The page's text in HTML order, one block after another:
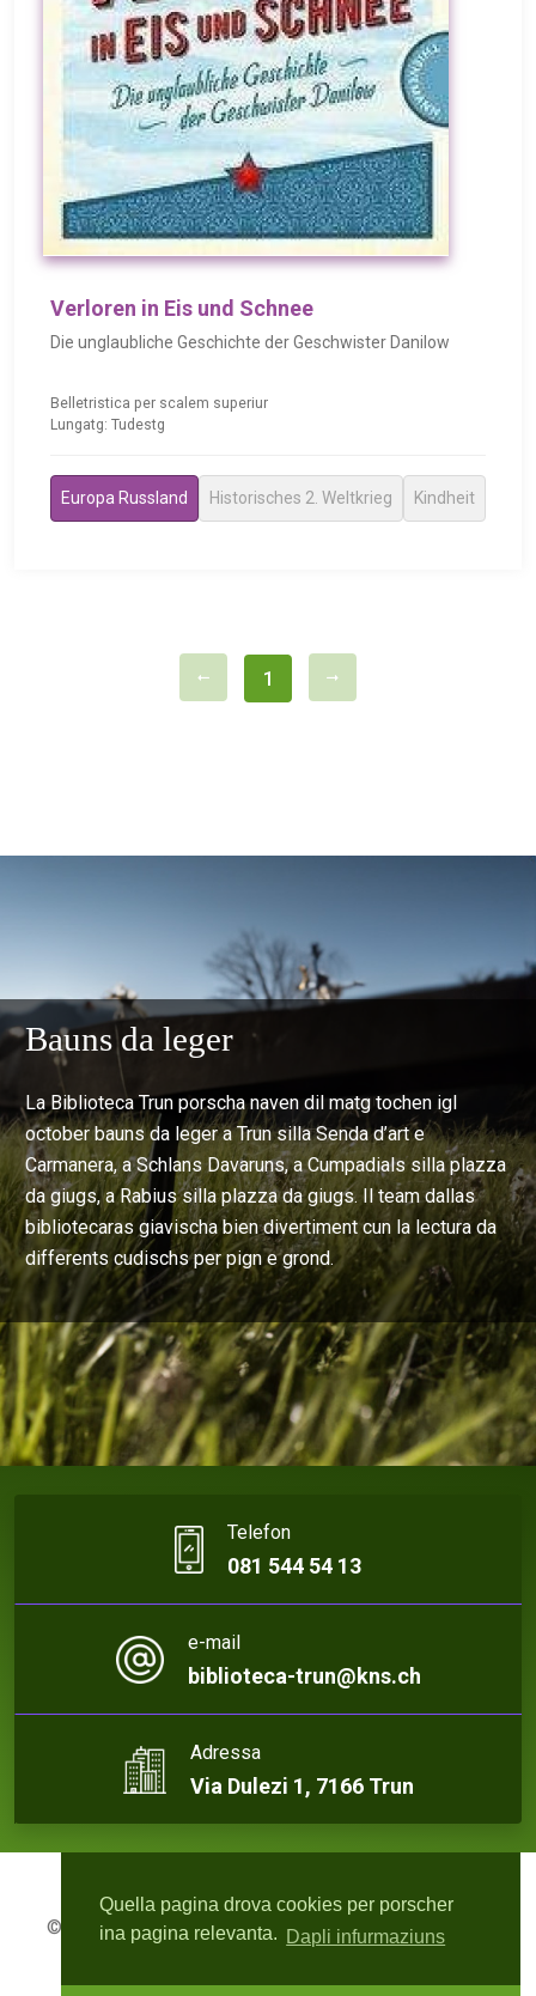
Quella pagina drova cookies per porscher
ina pagina relevanta. Dapli infurmaziuns
Verloren in Eis und Schnee
Die unglaubliche Geschichte der Geschwister Danilow
Belletristica per scalem superiur
Lungatg: Tudestg
Europa Russland Historisches 2. Weltkrieg Kindheit
1
Bauns da leger
La Biblioteca Trun porscha naven dil matg tochen igl
october bauns da leger a Trun silla Senda d’art e
Carmanera, a Schlans Davaruns, a Cumpadials silla plazza
da giugs, a Rabius silla plazza da giugs. Il team dallas
bibliotecaras giavischa bien divertiment cun la lectura da
differents cudischs per pign e grond.
Telefon
081 544 54 13
e-mail
biblioteca-trun@kns.ch
Adressa
Via Dulezi 1, 7166 Trun
© 2026 Biblioteca Trun | Webdesign:rute4.ch - Roger